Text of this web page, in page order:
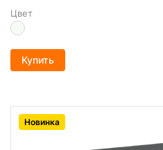
Цвет
Купить
Новинка